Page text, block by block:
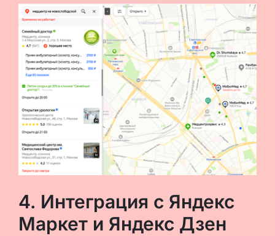
4. Интеграция с Яндекс
Маркет и Яндекс Дзен